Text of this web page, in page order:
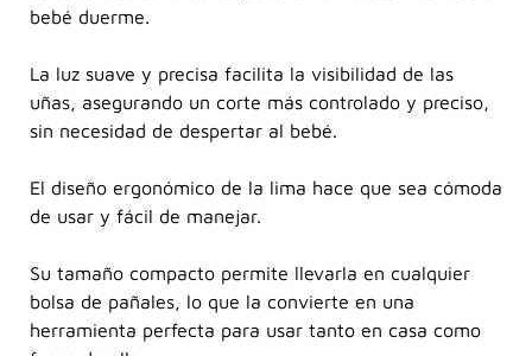
bebé duerme.
La luz suave y precisa facilita la visibilidad de las
uñas, asegurando un corte más controlado y preciso,
sin necesidad de despertar al bebé.
El diseño ergonómico de la lima hace que sea cómoda
de usar y fácil de manejar.
Su tamaño compacto permite llevarla en cualquier
bolsa de pañales, lo que la convierte en una
herramienta perfecta para usar tanto en casa como